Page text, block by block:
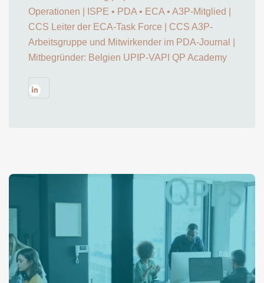
Operationen | ISPE • PDA • ECA • A3P-Mitglied |
CCS Leiter der ECA-Task Force | CCS A3P-
Arbeitsgruppe und Mitwirkender im PDA-Journal |
Mitbegründer: Belgien UPIP-VAPI QP Academy